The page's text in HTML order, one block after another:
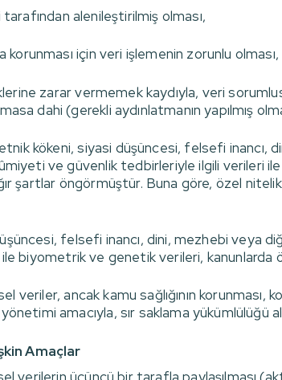
alenileştirilmiş olması,
korunması için veri işlemenin zorunlu olması,
zarar vermemek kaydıyla, veri
dahi (gerekli aydınlatmanın yapılmış
kökeni, siyasi düşüncesi, felsefi inancı,
ve güvenlik tedbirleriyle ilgili verileri
şartlar öngörmüştür. Buna göre, özel
felsefi inancı, dini, mezhebi veya
biyometrik ve genetik verileri, kanunlarda
veriler, ancak kamu sağlığının
yönetimi amacıyla, sır saklama
Amaçlar